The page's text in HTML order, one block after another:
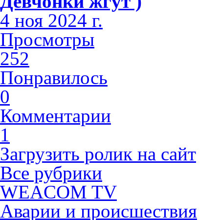
4 ноя 2024 г.
Просмотры
252
Понравилось
0
Комментарии
1
Загрузить ролик на сайт
Все рубрики
WEACOM TV
Аварии и происшествия